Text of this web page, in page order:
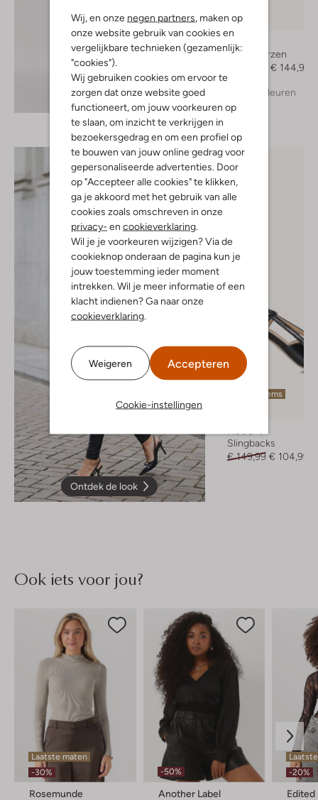
Wij, en onze negen partners, maken op
onze website gebruik van cookies en
vergelijkbare technieken (gezamenlijk:
"cookies").
Wij gebruiken cookies om ervoor te
zorgen dat onze website goed
functioneert, om jouw voorkeuren op
te slaan, om inzicht te verkrijgen in
bezoekersgedrag en om een profiel op
te bouwen van jouw online gedrag voor
gepersonaliseerde advertenties. Door
op "Accepteer alle cookies" te klikken,
ga je akkoord met het gebruik van alle
cookies zoals omschreven in onze
privacy- en cookieverklaring.
Wil je je voorkeuren wijzigen? Via de
cookieknop onderaan de pagina kun je
jouw toestemming ieder moment
intrekken. Wil je meer informatie of een
klacht indienen? Ga naar onze
cookieverklaring.
Weigeren Accepteren
Cookie-instellingen
Ontdek de look
-50%
Bronx
Hoge laarzen
€ 144,99
+ meer kleuren
Ontdek de look
Laatste items
Slingbacks
€ 149,99 € 104,99
Ook iets voor jou?
Laatste maten
-30%
Rosemunde
-50%
Another Label
-20%
Edited